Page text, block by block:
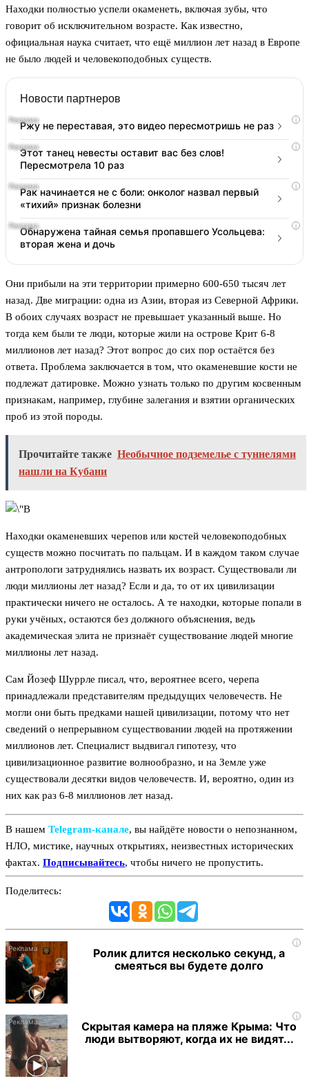
Находки полностью успели окаменеть, включая зубы, что
говорит об исключительном возрасте. Как известно,
официальная наука считает, что ещё миллион лет назад в Европе
не было людей и человекоподобных существ.
Новости партнеров
i
Ржу не переставая, это видео пересмотришь не раз
i
Этот танец невесты оставит вас без слов!
Пересмотрела 10 раз
i
Рак начинается не с боли: онколог назвал первый
«тихий» признак болезни
i
Обнаружена тайная семья пропавшего Усольцева:
вторая жена и дочь
Они прибыли на эти территории примерно 600-650 тысяч лет
назад. Две миграции: одна из Азии, вторая из Северной Африки.
В обоих случаях возраст не превышает указанный выше. Но
тогда кем были те люди, которые жили на острове Крит 6-8
миллионов лет назад? Этот вопрос до сих пор остаётся без
ответа. Проблема заключается в том, что окаменевшие кости не
подлежат датировке. Можно узнать только по другим косвенным
признакам, например, глубине залегания и взятии органических
проб из этой породы.
Прочитайте также Необычное подземелье с туннелями
нашли на Кубани
Находки окаменевших черепов или костей человекоподобных
существ можно посчитать по пальцам. И в каждом таком случае
антропологи затруднялись назвать их возраст. Существовали ли
люди миллионы лет назад? Если и да, то от их цивилизации
практически ничего не осталось. А те находки, которые попали в
руки учёных, остаются без должного объяснения, ведь
академическая элита не признаёт существование людей многие
миллионы лет назад.
Сам Йозеф Шуррле писал, что, вероятнее всего, черепа
принадлежали представителям предыдущих человечеств. Не
могли они быть предками нашей цивилизации, потому что нет
сведений о непрерывном существовании людей на протяжении
миллионов лет. Специалист выдвигал гипотезу, что
цивилизационное развитие волнообразно, и на Земле уже
существовали десятки видов человечеств. И, вероятно, один из
них как раз 6-8 миллионов лет назад.
В нашем Telegram‑канале, вы найдёте новости о непознанном,
НЛО, мистике, научных открытиях, неизвестных исторических
фактах. Подписывайтесь, чтобы ничего не пропустить.
Поделитесь:
i
Ролик длится несколько секунд, а
смеяться вы будете долго
i
Скрытая камера на пляже Крыма: Что
люди вытворяют, когда их не видят...